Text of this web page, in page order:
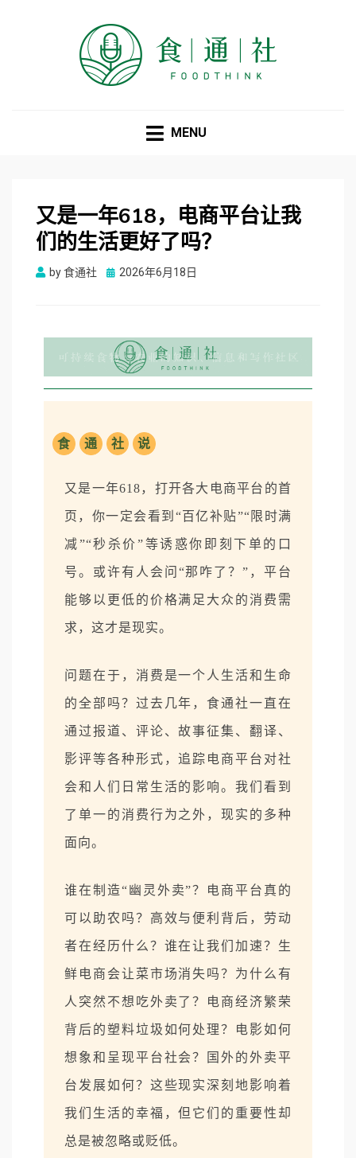
MENU
又是一年618，电商平台让我
们的生活更好了吗？
by食通社
Posted
2026年6月18日
食 通 社 说
又是一年618，打开各大电商平台的首
页，你一定会看到“百亿补贴”“限时满
减”“秒杀价”等诱惑你即刻下单的口
号。或许有人会问“那咋了？”，平台
能够以更低的价格满足大众的消费需
求，这才是现实。
问题在于，消费是一个人生活和生命
的全部吗？过去几年，食通社一直在
通过报道、评论、故事征集、翻译、
影评等各种形式，追踪电商平台对社
会和人们日常生活的影响。我们看到
了单一的消费行为之外，现实的多种
面向。
谁在制造“幽灵外卖”？电商平台真的
可以助农吗？高效与便利背后，劳动
者在经历什么？谁在让我们加速？生
鲜电商会让菜市场消失吗？为什么有
人突然不想吃外卖了？电商经济繁荣
背后的塑料垃圾如何处理？电影如何
想象和呈现平台社会？国外的外卖平
台发展如何？这些现实深刻地影响着
我们生活的幸福，但它们的重要性却
总是被忽略或贬低。